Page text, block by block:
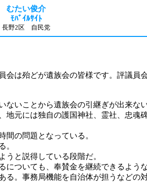
むたい俊介
ﾓﾊﾞｲﾙｻｲﾄ
長野2区 自民党
は殆どが遺族会の皆様です。評議員
いことから遺族会の引継ぎが出来な
元には独自の護国神社、霊社、忠
間の問題となっている。
。
うと説得している段階だ。
ついても、奉賛金を継続できるよう
。事務局機能を自治体が担うなど